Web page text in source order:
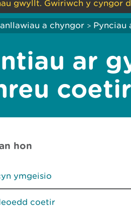
gwyllt. Gwiriwch y cyngor
a chyngor > Pynciau
ar
hon
ymgeisio
coetir